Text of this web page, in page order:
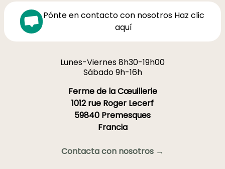
Pónte en contacto con nosotros Haz clic
aquí
Lunes-Viernes 8h30-19h00
Sábado 9h-16h
Ferme de la Cœuillerie
1012 rue Roger Lecerf
59840 Premesques
Francia
Contacta con nosotros →